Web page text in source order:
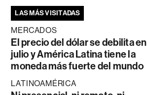
LAS MÁS VISITADAS
MERCADOS
El precio del dólar se debilita en
julio y América Latina tiene la
moneda más fuerte del mundo
LATINOAMÉRICA